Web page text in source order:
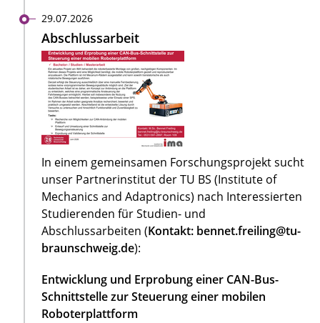
29.07.2026
Abschlussarbeit
In einem gemeinsamen Forschungsprojekt sucht
unser Partnerinstitut der TU BS (Institute of
Mechanics and Adaptronics) nach Interessierten
Studierenden für Studien- und
Abschlussarbeiten (Kontakt: bennet.freiling@tu-
braunschweig.de):
Entwicklung und Erprobung einer CAN-Bus-
Schnittstelle zur Steuerung einer mobilen
Roboterplattform